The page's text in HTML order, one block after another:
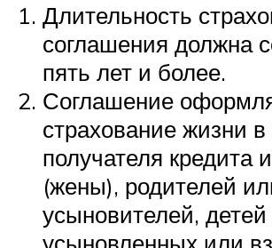
Длительность
соглашения должна
пять лет и более.
Соглашение
страхование жизни в
получателя кредита
(жены), родителей
усыновителей,